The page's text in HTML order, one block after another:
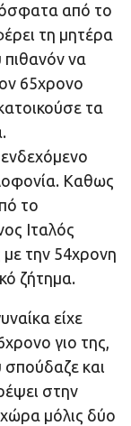
από το
τη μητέρα
πιθανόν να
65χρονο
τα
Καθως
το
Ιταλός
με την 54χρονη
ζήτημα.
είχε
γιο της,
σπούδαζε και
στην
μόλις δύο